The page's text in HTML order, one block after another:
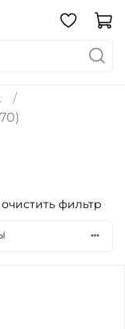
очистить фильтр